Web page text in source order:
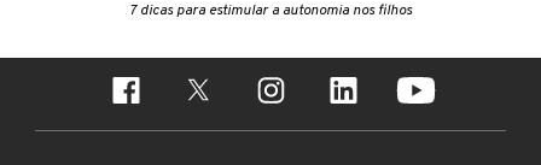
7 dicas para estimular a autonomia nos filhos